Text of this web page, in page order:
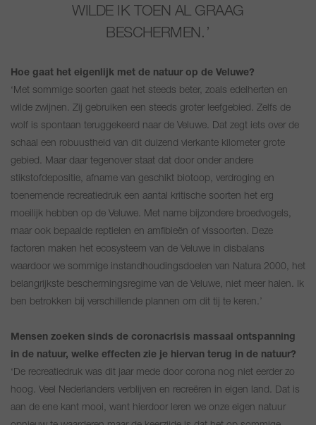
WILDE IK TOEN AL GRAAG
BESCHERMEN.
Hoe gaat het eigenlijk met de natuur op de Veluwe?
‘Met sommige soorten gaat het steeds beter, zoals edelherten en
wilde zwijnen. Zij gebruiken een steeds groter leefgebied. Zelfs de
wolf is spontaan teruggekeerd naar de Veluwe. Dat zegt iets over de
schaal een robuustheid van dit duizend vierkante kilometer grote
gebied. Maar daar tegenover staat dat door onder andere
stikstofdepositie, afname van geschikt biotoop, verdroging en
toenemende recreatiedruk een aantal kritische soorten het erg
moeilijk hebben op de Veluwe. Met name bijzondere broedvogels,
maar ook bepaalde reptielen en amfibieën of vissoorten. Deze
factoren maken het ecosysteem van de Veluwe in disbalans
waardoor we sommige instandhoudingsdoelen van Natura 2000, het
belangrijkste beschermingsregime van de Veluwe, niet meer halen. Ik
ben betrokken bij verschillende plannen om dit tij te keren.’
Mensen zoeken sinds de coronacrisis massaal ontspanning
in de natuur, welke effecten zie je hiervan terug in de natuur?
‘De recreatiedruk was dit jaar mede door corona nog niet eerder zo
hoog. Veel Nederlanders verblijven en recreëren in eigen land. Dat is
aan de ene kant mooi, want hierdoor leren we onze eigen natuur